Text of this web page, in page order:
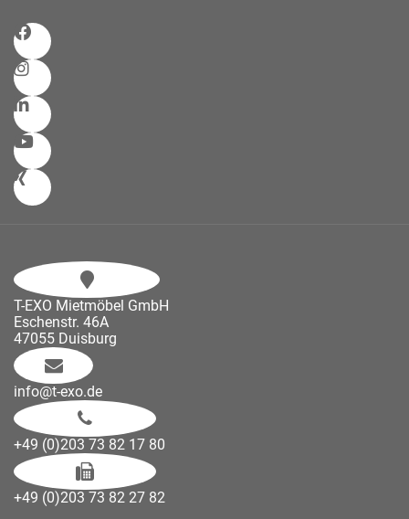
T-EXO Mietmöbel GmbH
Eschenstr. 46A
47055 Duisburg
info@t-exo.de
+49 (0)203 73 82 17 80
+49 (0)203 73 82 27 82